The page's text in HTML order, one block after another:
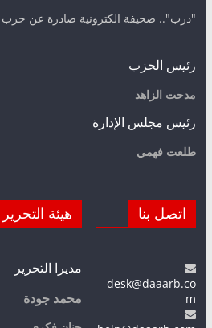
"درب".. صحيفة الكترونية صادرة عن حزب
رئيس الحزب
مدحت الزاهد
رئيس مجلس الإدارة
طلعت فهمي
اتصل بنا
desk@daaarb.co
m
هيئة التحرير
مديرا التحرير
محمد جودة